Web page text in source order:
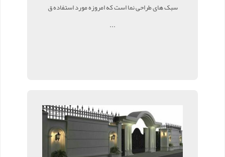
سبک های طراحی نما است که امروزه مورد استفاده ق
...